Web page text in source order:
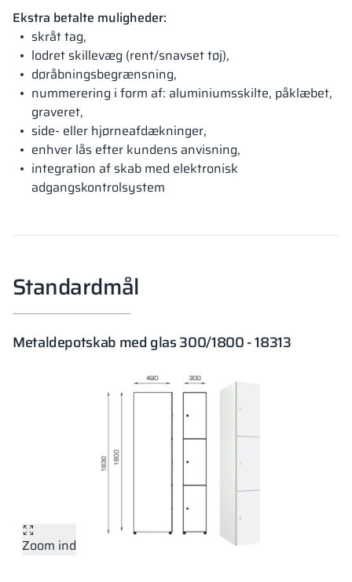
Ekstra betalte muligheder:
skråt tag,
lodret skillevæg (rent/snavset tøj),
døråbningsbegrænsning,
nummerering i form af: aluminiumsskilte, påklæbet,
graveret,
side- eller hjørneafdækninger,
enhver lås efter kundens anvisning,
integration af skab med elektronisk
adgangskontrolsystem
Standardmål
Metaldepotskab med glas 300/1800 - 18313
Zoom ind